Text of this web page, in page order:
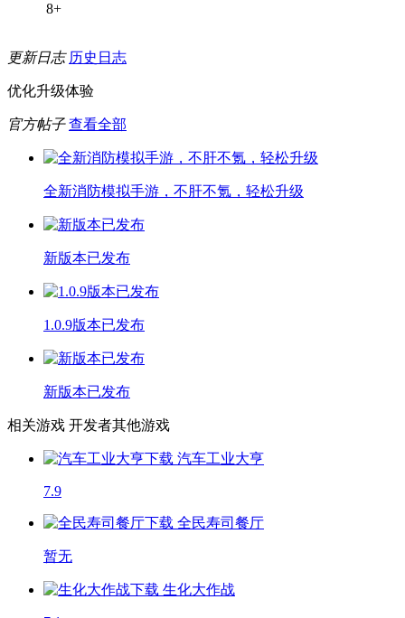
8+
更新日志 历史日志
优化升级体验
官方帖子 查看全部
全新消防模拟手游，不肝不氪，轻松升级
新版本已发布
1.0.9版本已发布
新版本已发布
相关游戏 开发者其他游戏
汽车工业大亨
7.9
全民寿司餐厅
暂无
生化大作战